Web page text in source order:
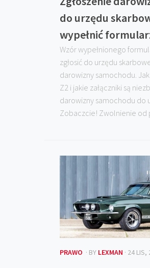
do urzędu
wypełnić
Wzór wypełnionego
zgłosić do urzędu
darowizny samochodu.
Z2 i jakie załączniki są
darowizny samochodu do
Zobaczcie! Zwolnienie od
PRAWO · BY LEXMAN · 24 LIS,